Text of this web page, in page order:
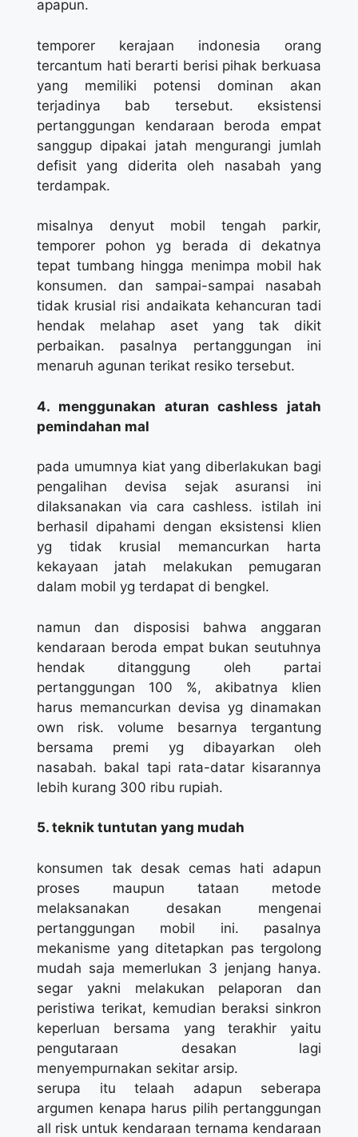
apapun.
temporer kerajaan indonesia orang
tercantum hati berarti berisi pihak berkuasa
yang memiliki potensi dominan akan
terjadinya bab tersebut. eksistensi
pertanggungan kendaraan beroda empat
sanggup dipakai jatah mengurangi jumlah
defisit yang diderita oleh nasabah yang
terdampak.
misalnya denyut mobil tengah parkir,
temporer pohon yg berada di dekatnya
tepat tumbang hingga menimpa mobil hak
konsumen. dan sampai-sampai nasabah
tidak krusial risi andaikata kehancuran tadi
hendak melahap aset yang tak dikit
perbaikan. pasalnya pertanggungan ini
menaruh agunan terikat resiko tersebut.
4. menggunakan aturan cashless jatah
pemindahan mal
pada umumnya kiat yang diberlakukan bagi
pengalihan devisa sejak asuransi ini
dilaksanakan via cara cashless. istilah ini
berhasil dipahami dengan eksistensi klien
yg tidak krusial memancurkan harta
kekayaan jatah melakukan pemugaran
dalam mobil yg terdapat di bengkel.
namun dan disposisi bahwa anggaran
kendaraan beroda empat bukan seutuhnya
hendak ditanggung oleh partai
pertanggungan 100 %, akibatnya klien
harus memancurkan devisa yg dinamakan
own risk. volume besarnya tergantung
bersama premi yg dibayarkan oleh
nasabah. bakal tapi rata-datar kisarannya
lebih kurang 300 ribu rupiah.
5. teknik tuntutan yang mudah
konsumen tak desak cemas hati adapun
proses maupun tataan metode
melaksanakan desakan mengenai
pertanggungan mobil ini. pasalnya
mekanisme yang ditetapkan pas tergolong
mudah saja memerlukan 3 jenjang hanya.
segar yakni melakukan pelaporan dan
peristiwa terikat, kemudian beraksi sinkron
keperluan bersama yang terakhir yaitu
pengutaraan desakan lagi
menyempurnakan sekitar arsip.
serupa itu telaah adapun seberapa
argumen kenapa harus pilih pertanggungan
all risk untuk kendaraan ternama kendaraan